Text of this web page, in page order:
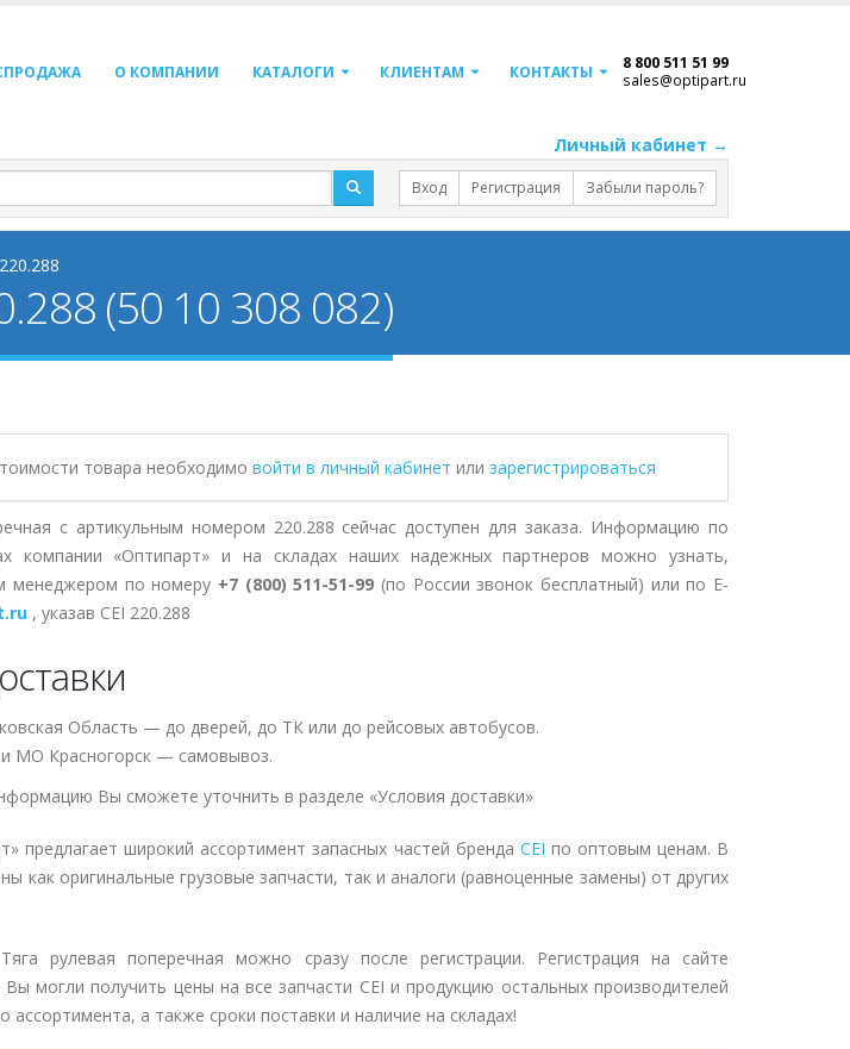
О КОМПАНИИ КАТАЛОГИ КЛИЕНТАМ КОНТАКТЫ 8 800 511 51 99
sales@optipart.ru
Личный кабинет →
Вход Регистрация Забыли пароль?
220.288
(50 10 308 082)
товара необходимо войти в личный кабинет или зарегистрироваться
с артикульным номером 220.288 сейчас доступен для заказа. Информацию по
компании «Оптипарт» и на складах наших надежных партнеров можно узнать,
менеджером по номеру +7 (800) 511-51-99 (по России звонок бесплатный) или по E-
, указав CEI 220.288
Область — до дверей, до ТК или до рейсовых автобусов.
МО Красногорск — самовывоз.
Вы сможете уточнить в разделе «Условия доставки»
предлагает широкий ассортимент запасных частей бренда CEI по оптовым ценам. В
как оригинальные грузовые запчасти, так и аналоги (равноценные замены) от других
рулевая поперечная можно сразу после регистрации. Регистрация на сайте
могли получить цены на все запчасти CEI и продукцию остальных производителей
ассортимента, а также сроки поставки и наличие на складах!